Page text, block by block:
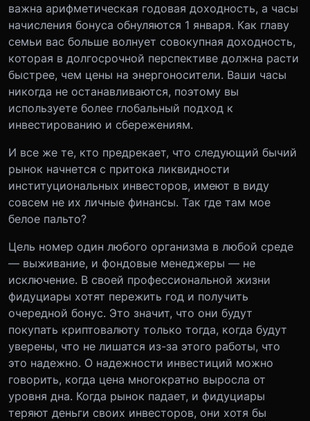
важна арифметическая годовая доходность, а часы
начисления бонуса обнуляются 1 января. Как главу
семьи вас больше волнует совокупная доходность,
которая в долгосрочной перспективе должна расти
быстрее, чем цены на энергоносители. Ваши часы
никогда не останавливаются, поэтому вы
используете более глобальный подход к
инвестированию и сбережениям.
И все же те, кто предрекает, что следующий бычий
рынок начнется с притока ликвидности
институциональных инвесторов, имеют в виду
совсем не их личные финансы. Так где там мое
белое пальто?
Цель номер один любого организма в любой среде
— выживание, и фондовые менеджеры — не
исключение. В своей профессиональной жизни
фидуциары хотят пережить год и получить
очередной бонус. Это значит, что они будут
покупать криптовалюту только тогда, когда будут
уверены, что не лишатся из-за этого работы, что
это надежно. О надежности инвестиций можно
говорить, когда цена многократно выросла от
уровня дна. Когда рынок падает, и фидуциары
теряют деньги своих инвесторов, они хотя бы